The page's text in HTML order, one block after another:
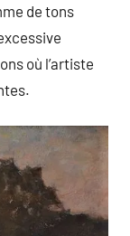
de tons
où l’artiste